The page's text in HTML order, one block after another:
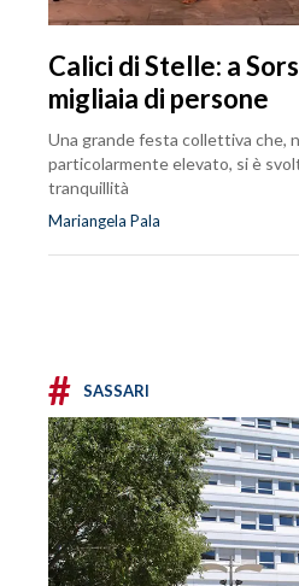
Calici di Stelle: a
migliaia di persone
Una grande festa collettiva che,
particolarmente elevato, si è
tranquillità
Mariangela Pala
# SASSARI